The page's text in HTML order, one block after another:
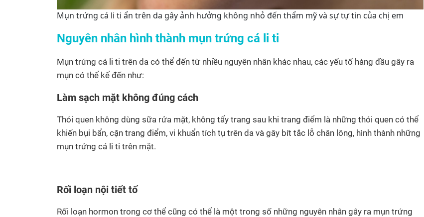
Mụn trứng cá li ti ẩn trên da gây ảnh hưởng không nhỏ đến thẩm mỹ và sự tự tin của chị em
Nguyên nhân hình thành mụn trứng cá li ti
Mụn trứng cá li ti trên da có thể đến từ nhiều nguyên nhân khác nhau, các yếu tố hàng đầu gây ra
mụn có thể kể đến như:
Làm sạch mặt không đúng cách
Thói quen không dùng sữa rửa mặt, không tẩy trang sau khi trang điểm là những thói quen có thể
khiến bụi bẩn, cặn trang điểm, vi khuẩn tích tụ trên da và gây bít tắc lỗ chân lông, hình thành những
mụn trứng cá li ti trên mặt.
Rối loạn nội tiết tố
Rối loạn hormon trong cơ thể cũng có thể là một trong số những nguyên nhân gây ra mụn trứng